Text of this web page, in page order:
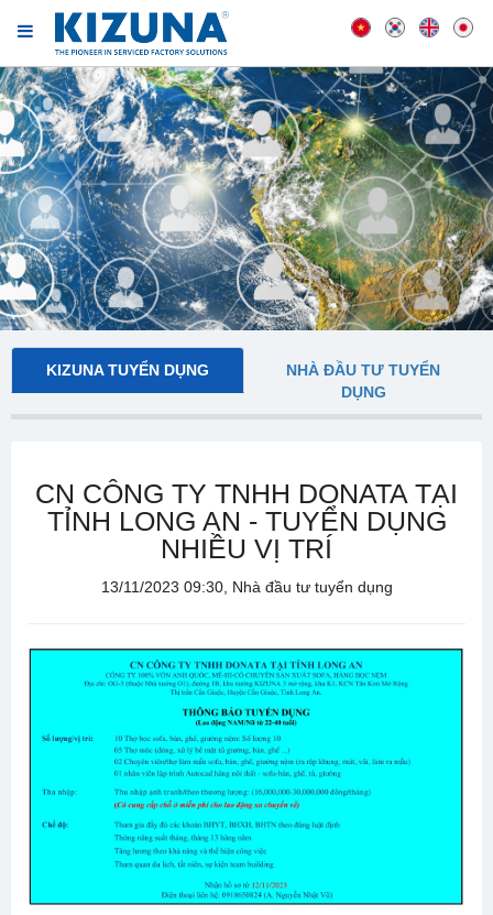
KIZUNA TUYỂN DỤNG
NHÀ ĐẦU TƯ TUYỂN
DỤNG
CN CÔNG TY TNHH DONATA TẠI
TỈNH LONG AN - TUYỂN DỤNG
NHIỀU VỊ TRÍ
13/11/2023 09:30, Nhà đầu tư tuyển dụng